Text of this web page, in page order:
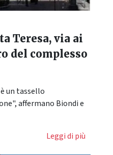
Teresa, via ai
del complesso
un tassello
affermano Biondi e
Leggi di più